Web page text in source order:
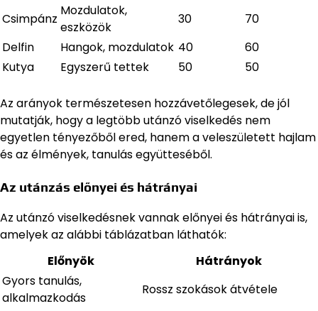
Csimpánz
Mozdulatok,
eszközök
30
70
Delfin
Hangok, mozdulatok 40
60
Kutya
Egyszerű tettek 50 50
Az arányok természetesen hozzávetőlegesek, de jól
mutatják, hogy a legtöbb utánzó viselkedés nem
egyetlen tényezőből ered, hanem a veleszületett hajlam
és az élmények, tanulás együtteséből.
Az utánzás előnyei és hátrányai
Az utánzó viselkedésnek vannak előnyei és hátrányai is,
amelyek az alábbi táblázatban láthatók:
Előnyök
Hátrányok
Gyors tanulás,
alkalmazkodás
Rossz szokások átvétele